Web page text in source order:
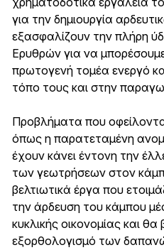
για την δημιουργία
εξασφαλίζουν την πλήρη
Ερυθρών για να
πρωτογενή τομέα ενεργό
τόπο τους και στην
Προβλήματα που
όπως η παρατεταμένη
έχουν κάνει έντονη την
των γεωτρήσεων στον
βελτιωτικά έργα που
την άρδευση του κάμπου
κυκλικής οικονομίας και
εξορθολογισμό των